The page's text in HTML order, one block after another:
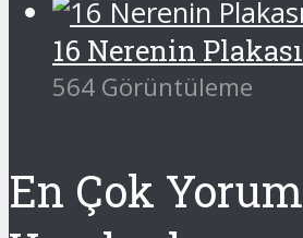
16 Nerenin Plakası
564 Görüntüleme
En Çok Yorum